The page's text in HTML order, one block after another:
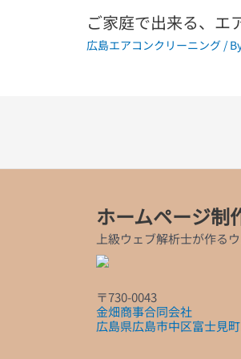
ご家庭で出来る、エ
広島エアコンクリーニング/
ホームページ制
上級ウェブ解析士が作る
〒730-0043
金畑商事合同会社
広島県広島市中区富士見